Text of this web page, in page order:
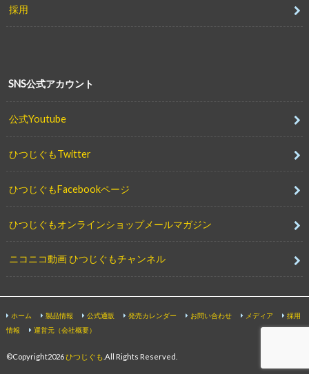
採用
SNS公式アカウント
公式Youtube
ひつじぐもTwitter
ひつじぐもFacebookページ
ひつじぐもオンラインショップメールマガジン
ニコニコ動画 ひつじぐもチャンネル
ホーム 製品情報 公式通販 発売カレンダー お問い合わせ メディア
採用
情報
運営元（会社概要）
©Copyright2026ひつじぐも .All Rights Reserved.